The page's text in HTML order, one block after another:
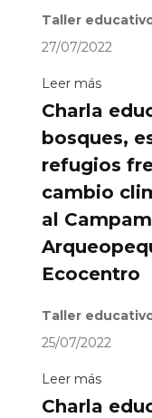
Taller
27/07/2022
Leer más
Charla
bosques,
refugios
cambio
al
Ecocentro
Taller
25/07/2022
Leer más
Charla